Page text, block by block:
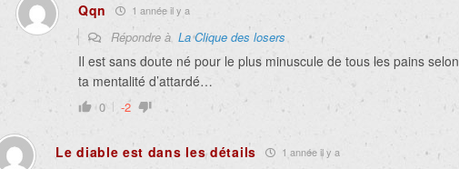
Qqn 1 année il y a
Répondre à La Clique des losers
Il est sans doute né pour le plus minuscule de tous les pains selon
ta mentalité d’attardé…
0 -2
Le diable est dans les détails 1 année il y a